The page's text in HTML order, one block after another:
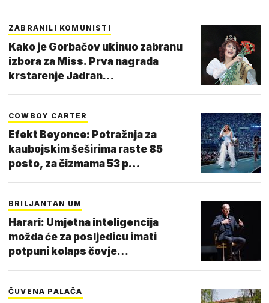
ZABRANILI KOMUNISTI
Kako je Gorbačov ukinuo zabranu
izbora za Miss. Prva nagrada
krstarenje Jadran…
COWBOY CARTER
Efekt Beyonce: Potražnja za
kaubojskim šeširima raste 85
posto, za čizmama 53 p…
BRILJANTAN UM
Harari: Umjetna inteligencija
možda će za posljedicu imati
potpuni kolaps čovje…
ČUVENA PALAČA